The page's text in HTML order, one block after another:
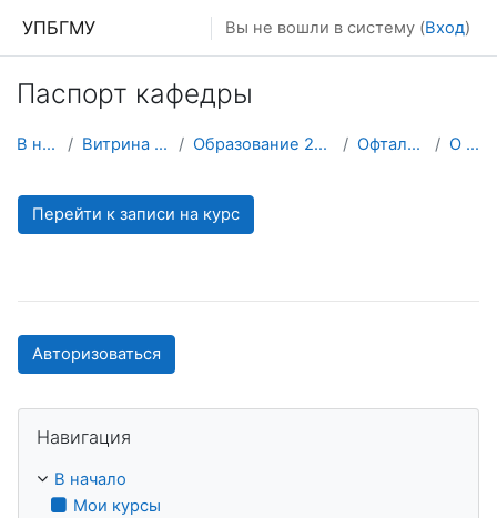
УПБГМУ Вы не вошли в систему (Вход)
Паспорт кафедры
В начало Витрина курсов 3KL Образование 2025-2026 уч.год Офтальмологии О курсе
Перейти к записи на курс
Авторизоваться
Навигация
В начало
Мои курсы